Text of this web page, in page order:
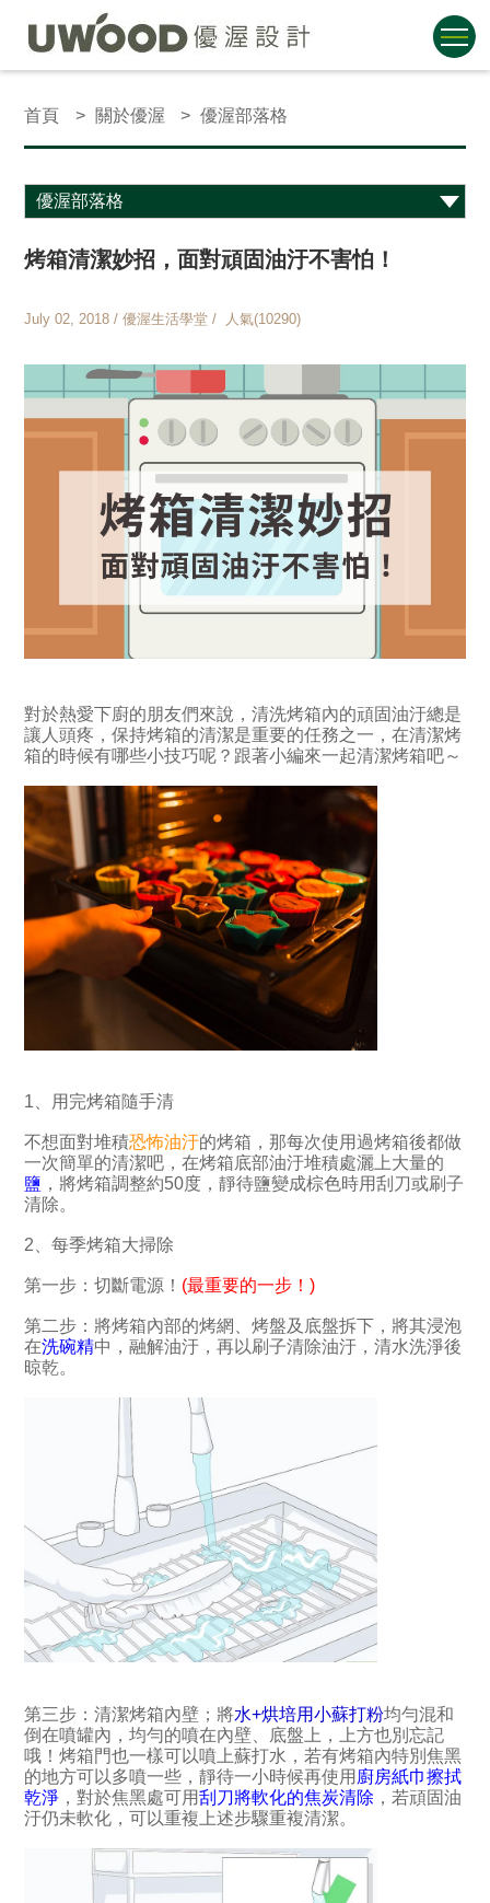
首頁 關於優渥 優渥部落格
烤箱清潔妙招，面對頑固油汙不害怕！
July 02, 2018 / 優渥生活學堂 / 人氣(10290)
對於熱愛下廚的朋友們來說，清洗烤箱內的頑固油汙總是
讓人頭疼，保持烤箱的清潔是重要的任務之一，在清潔烤
箱的時候有哪些小技巧呢？跟著小編來一起清潔烤箱吧～
1、用完烤箱隨手清
不想面對堆積恐怖油汙的烤箱，那每次使用過烤箱後都做
一次簡單的清潔吧，在烤箱底部油汙堆積處灑上大量的
鹽 ，將烤箱調整約50度，靜待鹽變成棕色時用刮刀或刷子
清除。
2、每季烤箱大掃除
第一步：切斷電源！ (最重要的一步！)
第二步：將烤箱內部的烤網、烤盤及底盤拆下，將其浸泡
在洗碗精中，融解油汙，再以刷子清除油汙，清水洗淨後
晾乾。
第三步：清潔烤箱內壁；將水+烘培用小蘇打粉均勻混和
倒在噴罐內，均勻的噴在內壁、底盤上，上方也別忘記
哦！烤箱門也一樣可以噴上蘇打水，若有烤箱內特別焦黑
的地方可以多噴一些，靜待一小時候再使用 廚房紙巾擦拭
乾淨 ，對於焦黑處可用刮刀將軟化的焦炭清除 ，若頑固油
汙仍未軟化，可以重複上述步驟重複清潔。